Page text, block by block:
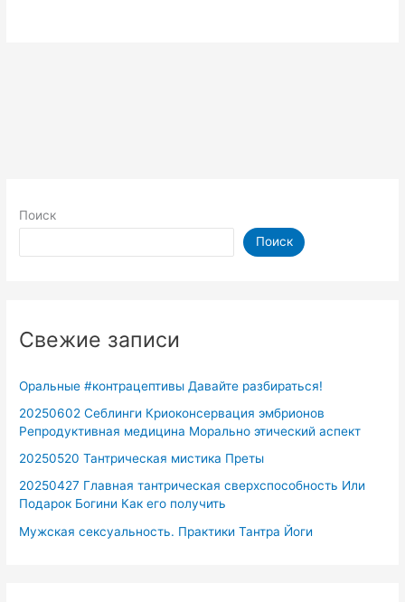
Поиск
Поиск
Свежие записи
Оральные #контрацептивы Давайте разбираться!
20250602 Себлинги Криоконсервация эмбрионов
Репродуктивная медицина Морально этический аспект
20250520 Тантрическая мистика Преты
20250427 Главная тантрическая сверхспособность Или
Подарок Богини Как его получить
Мужская сексуальность. Практики Тантра Йоги